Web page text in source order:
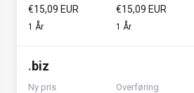
€15,09 EUR
1 År
€15,09 EUR
1 År
.biz
Ny pris Overføring